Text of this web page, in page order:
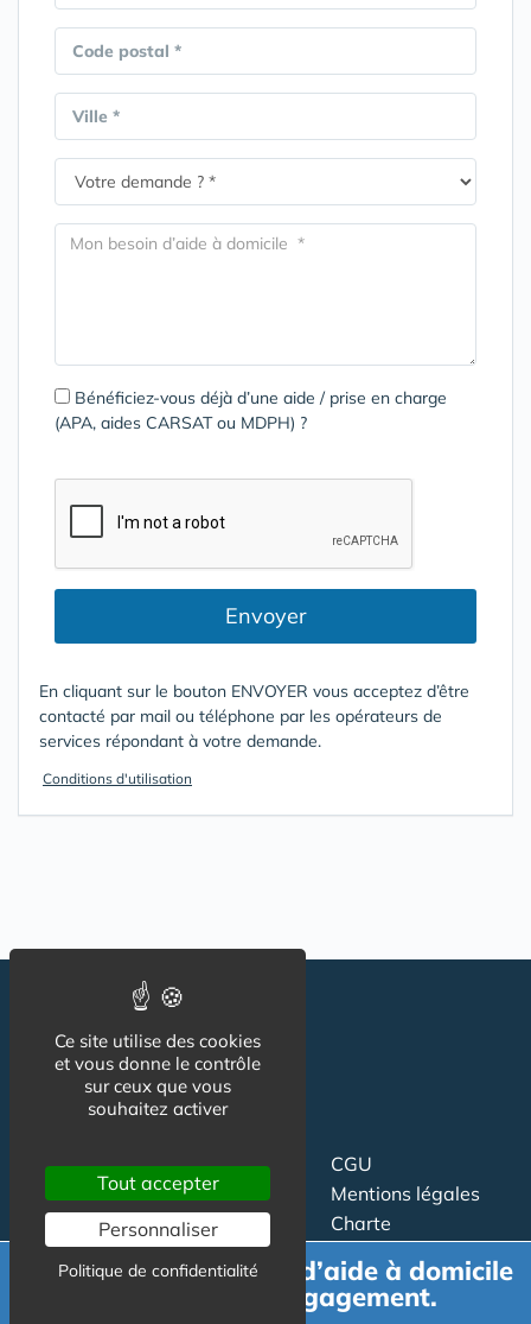
Code postal *
Ville *
Bénéficiez-vous déjà d’une aide / prise en charge
(APA, aides CARSAT ou MDPH) ?
Envoyer
En cliquant sur le bouton ENVOYER vous acceptez d’être
contacté par mail ou téléphone par les opérateurs de
services répondant à votre demande.
Conditions d'utilisation
Suivez-nous
CGU
Mentions légales
Charte
Contact
Proposer un article
Relation presse
Demande de devis d’aide à domicile
gratuit et sans engagement.
Ce site utilise des cookies
et vous donne le contrôle
sur ceux que vous
souhaitez activer
Tout accepter
Personnaliser
Politique de confidentialité